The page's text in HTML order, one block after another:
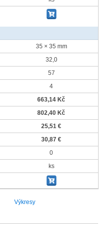
35 × 35 mm
32,0
57
4
663,14 Kč
802,40 Kč
25,51 €
30,87 €
0
ks
Výkresy